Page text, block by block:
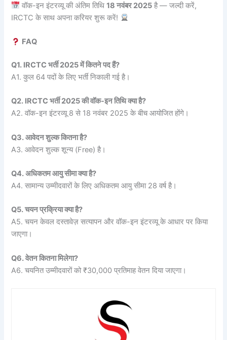
वॉक-इन इंटरव्यू की अंतिम तिथि18 नवंबर 2025 है — जल्दी करें,
IRCTC के साथ अपना करियर शुरू करें!
FAQ
Q1. IRCTC भर्ती 2025 में कितने पद हैं?
A1. कुल 64 पदों के लिए भर्ती निकाली गई है।
Q2. IRCTC भर्ती 2025 की वॉक-इन तिथि क्या है?
A2. वॉक-इन इंटरव्यू 8 से 18 नवंबर 2025 के बीच आयोजित होंगे।
Q3. आवेदन शुल्क कितना है?
A3. आवेदन शुल्क शून्य (Free) है।
Q4. अधिकतम आयु सीमा क्या है?
A4. सामान्य उम्मीदवारों के लिए अधिकतम आयु सीमा 28 वर्ष है।
Q5. चयन प्रक्रिया क्या है?
A5. चयन केवल दस्तावेज़ सत्यापन और वॉक-इन इंटरव्यू के आधार पर किया
जाएगा।
Q6. वेतन कितना मिलेगा?
A6. चयनित उम्मीदवारों को ₹30,000 प्रतिमाह वेतन दिया जाएगा।